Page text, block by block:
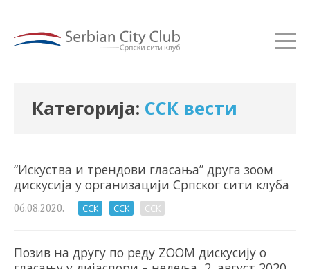
Категорија: ССК вести
“Искуства и трендови гласања” друга зоом
дискусија у организацији Српског сити клуба
06.08.2020. ССК ССК ССК
Позив на другу по реду ZOOM дискусију о